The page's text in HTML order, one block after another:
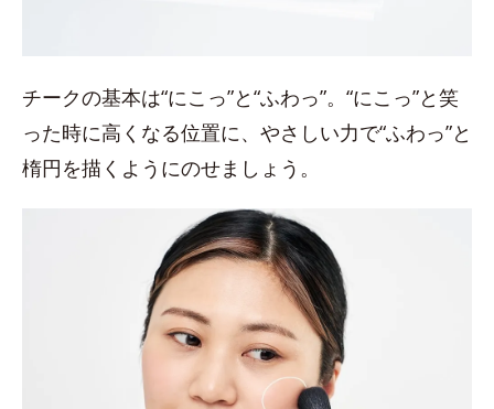
チークの基本は“にこっ”と“ふわっ”。“にこっ”と笑
った時に高くなる位置に、やさしい力で“ふわっ”と
楕円を描くようにのせましょう。